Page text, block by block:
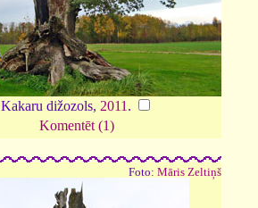
Kakaru dižozols, 2011 .
Komentēt (1)
Foto: Māris Zeltiņš